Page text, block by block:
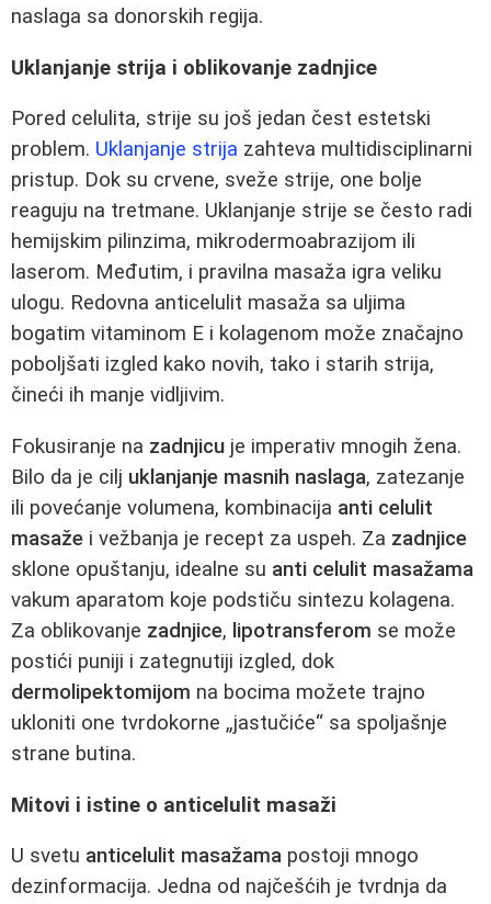
naslaga sa donorskih regija.
Uklanjanje strija i oblikovanje zadnjice
Pored celulita, strije su još jedan čest estetski
problem. Uklanjanje strija zahteva multidisciplinarni
pristup. Dok su crvene, sveže strije, one bolje
reaguju na tretmane. Uklanjanje strije se često radi
hemijskim pilinzima, mikrodermoabrazijom ili
laserom. Međutim, i pravilna masaža igra veliku
ulogu. Redovna anticelulit masaža sa uljima
bogatim vitaminom E i kolagenom može značajno
poboljšati izgled kako novih, tako i starih strija,
čineći ih manje vidljivim.
Fokusiranje na zadnjicu je imperativ mnogih žena.
Bilo da je cilj uklanjanje masnih naslaga, zatezanje
ili povećanje volumena, kombinacija anti celulit
masaže i vežbanja je recept za uspeh. Za zadnjice
sklone opuštanju, idealne su anti celulit masažama
vakum aparatom koje podstiču sintezu kolagena.
Za oblikovanje zadnjice, lipotransferom se može
postići puniji i zategnutiji izgled, dok
dermolipektomijom na bocima možete trajno
ukloniti one tvrdokorne „jastučiće“ sa spoljašnje
strane butina.
Mitovi i istine o anticelulit masaži
U svetu anticelulit masažama postoji mnogo
dezinformacija. Jedna od najčešćih je tvrdnja da